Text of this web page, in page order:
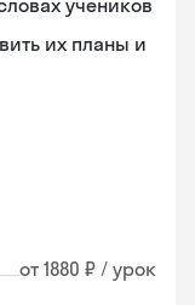
учеников
их планы и
от 1880 ₽ / урок